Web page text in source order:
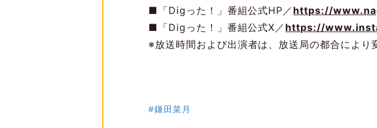
■「Digった！」番組公式HP／ https://
■「Digった！」番組公式X／ https://
※放送時間および出演者は、放送局の都合により
#鎌田菜月